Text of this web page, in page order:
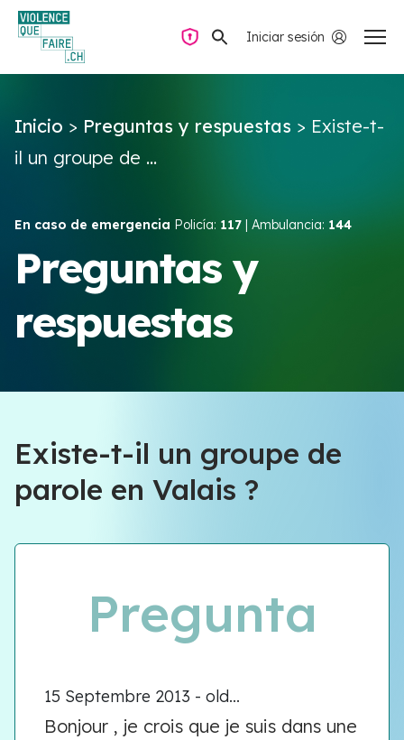
Iniciar sesión
Preguntas y respuestas
Violencia de pareja
Recursos y campañas
Navegación privada
Inicio > Preguntas y respuestas > Existe-t-
il un groupe de ...
En caso de emergencia Policía: 117 | Ambulancia: 144
Preguntas y
respuestas
Existe-t-il un groupe de
parole en Valais ?
Pregunta
15 Septembre 2013 - old...
Bonjour , je crois que je suis dans une